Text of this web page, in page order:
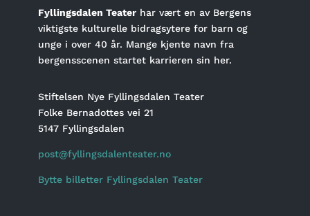
Fyllingsdalen Teaterhar vært en av Bergens
viktigste kulturelle bidragsytere for barn og
unge i over 40 år. Mange kjente navn fra
bergensscenen startet karrieren sin her.
Stiftelsen Nye Fyllingsdalen Teater
Folke Bernadottes vei 21
5147 Fyllingsdalen
post@fyllingsdalenteater.no
Bytte billetter Fyllingsdalen Teater